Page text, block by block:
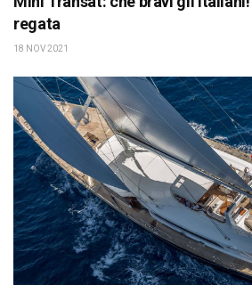
regata
18 NOV 2021